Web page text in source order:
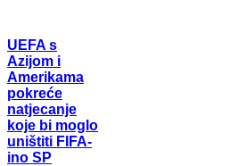
UEFA s
Azijom i
Amerikama
pokreće
natjecanje
koje bi moglo
uništiti FIFA-
ino SP